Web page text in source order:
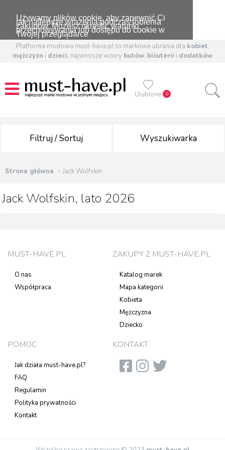
Używamy plików cookie, aby zapewnić Ci
jak najlepsze wrażenia podczas robienia
zakupów. Możesz określić warunki
przechowywania lub dostępu do cookie w
Twojej przeglądarce
Platforma modowa must-have.pl to markowe ubrania dla kobiet,
mężczyzn i dzieci, najwnosze wzory butów, biżuterii i dodatków
Ulubione 0
Filtruj / Sortuj Wyszukiwarka
Strona główna Jack Wolfskin
Jack Wolfskin, lato 2026
MUST-HAVE.PL
O nas
Współpraca
ZAKUPY Z MUST-HAVE.PL
Katalog marek
Mapa kategorii
Kobieta
Mężczyzna
Dziecko
POMOC
Jak działa must-have.pl?
FAQ
Regulamin
Polityka prywatności
Kontakt
KONTAKT